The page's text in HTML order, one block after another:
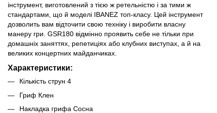
інструмент, виготовлений з тією ж ретельністю і за тими ж
стандартами, що й моделі IBANEZ топ-класу. Цей інструмент
дозволить вам відточити свою техніку і виробити власну
манеру гри. GSR180 відмінно проявить себе не тільки при
домашніх заняттях, репетиціях або клубних виступах, а й на
великих концертних майданчиках.
Характеристики:
Кількість струн 4
Гриф Клен
Накладка грифа Сосна